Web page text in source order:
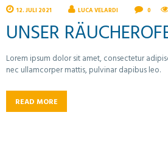
12. JULI 2021 LUCA VELARDI 0
UNSER
Lorem ipsum dolor sit amet, consectetur
nec ullamcorper mattis, pulvinar dapibus leo.
READ MORE